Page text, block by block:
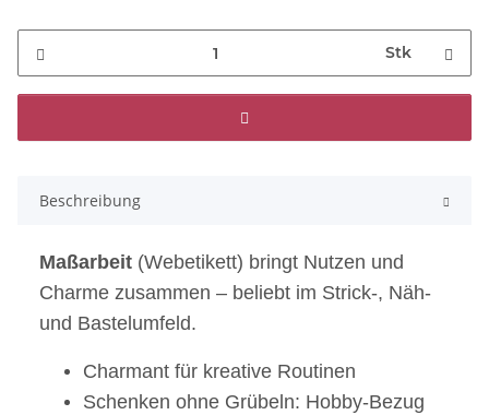
Stk
Beschreibung
Maßarbeit (Webetikett) bringt Nutzen und
Charme zusammen – beliebt im Strick-, Näh-
und Bastelumfeld.
Charmant für kreative Routinen
Schenken ohne Grübeln: Hobby-Bezug